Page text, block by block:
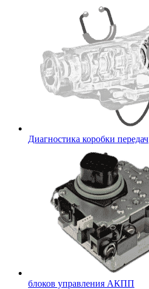
Диагностика коробки передач
блоков управления АКПП